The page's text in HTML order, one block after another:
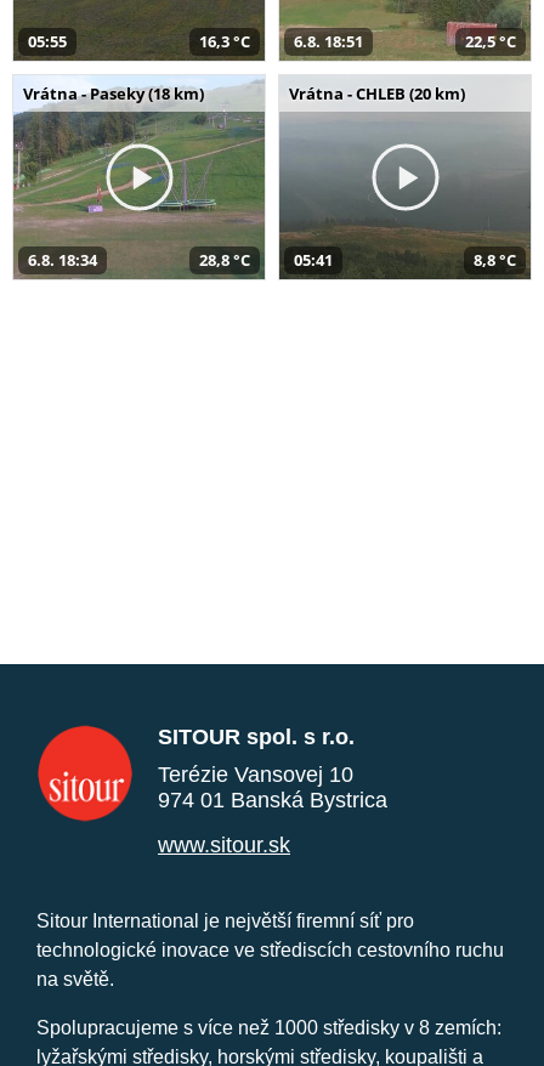
05:55 16,3 °C 6.8. 18:51 22,5 °C
Vrátna - Paseky (18 km)
6.8. 18:34 28,8 °C
Vrátna - CHLEB (20 km)
05:41 8,8 °C
SITOUR spol. s r.o.
Terézie Vansovej 10
974 01 Banská Bystrica
www.sitour.sk
Sitour International je největší firemní síť pro
technologické inovace ve střediscích cestovního ruchu
na světě.
Spolupracujeme s více než 1000 středisky v 8 zemích:
lyžařskými středisky, horskými středisky, koupališti a